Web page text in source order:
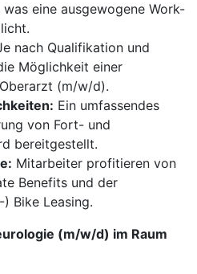
eine ausgewogene Work-
nach Qualifikation und
Möglichkeit einer
(m/w/d).
Ein umfassendes
von Fort- und
bereitgestellt.
Mitarbeiter profitieren von
Benefits und der
Bike Leasing.
(m/w/d) im Raum